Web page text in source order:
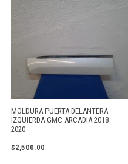
MOLDURA PUERTA DELANTERA
IZQUIERDA GMC ARCADIA 2018 –
2020
$2,500.00